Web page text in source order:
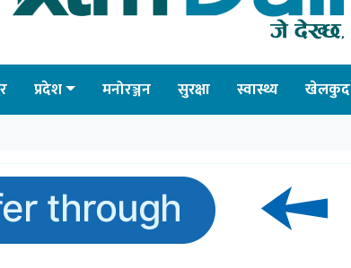
प्रदेश मनोरञ्जन सुरक्षा स्वास्थ्य खेलकुद